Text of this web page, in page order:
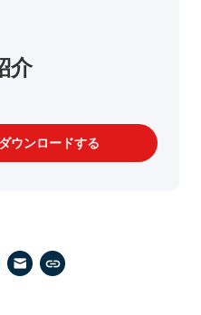
介
ウンロードする